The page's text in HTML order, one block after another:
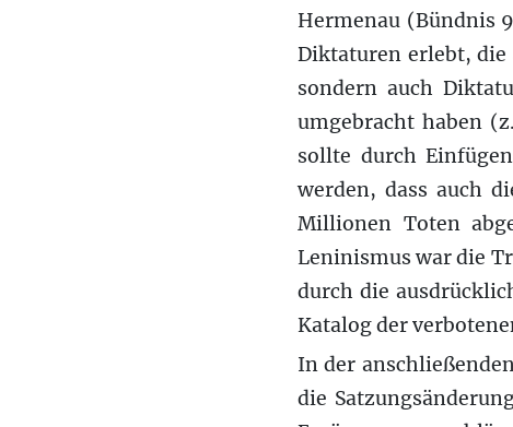
Hermenau (Bündnis
Diktaturen erlebt, die
sondern auch
umgebracht haben
sollte durch
werden, dass auch
Millionen Toten
Leninismus war die
durch die
Katalog der
In der
die